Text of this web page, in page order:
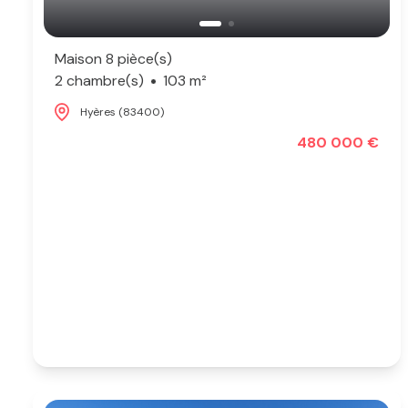
Maison 8 pièce(s)
2 chambre(s)
103 m²
Hyères (83400)
480 000 €